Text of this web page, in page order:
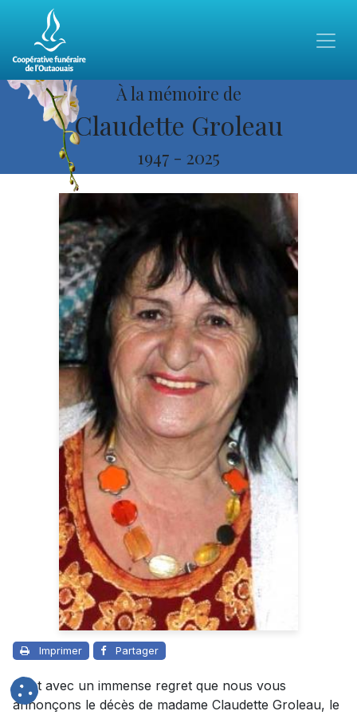
À la mémoire de
Claudette Groleau
1947 - 2025
Imprimer Partager
C’est avec un immense regret que nous vous
annonçons le décès de madame Claudette Groleau, le